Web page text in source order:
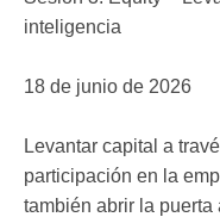
inteligencia
18 de junio de 2026
Levantar capital a
participación en la
también abrir la